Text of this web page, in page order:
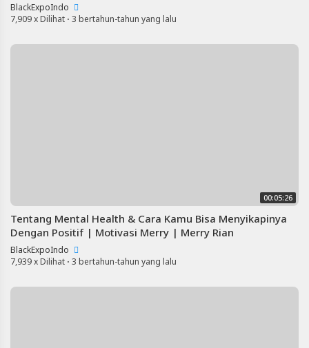
BlackExpoIndo
7,909 x Dilihat · 3 bertahun-tahun yang lalu
00:05:26
Tentang Mental Health & Cara Kamu Bisa Menyikapinya
Dengan Positif | Motivasi Merry | Merry Rian
BlackExpoIndo
7,939 x Dilihat · 3 bertahun-tahun yang lalu